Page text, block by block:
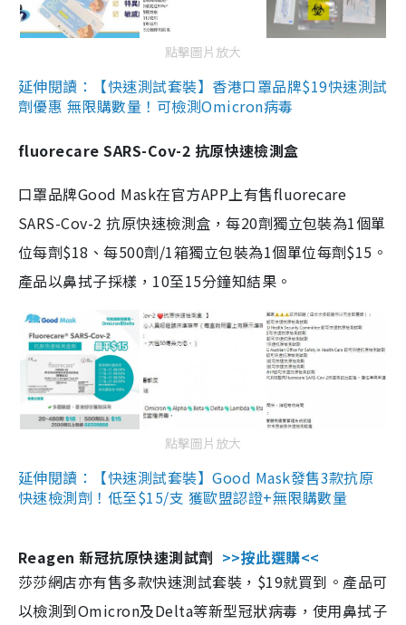
點擊圖片放大
延伸閱讀：【快速測試套裝】香港口罩品牌$19快速測試
劑優惠 無限購數量！可檢測Omicron病毒
fluorecare SARS-Cov-2 抗原快速檢測盒
口罩品牌Good Mask在官方APP上有售fluorecare
SARS-Cov-2 抗原快速檢測盒，每20劑獨立包裝為1個單
位每劑$18、每500劑/1箱獨立包裝為1個單位每劑$15。
產品以鼻拭子採樣，10至15分鐘知結果。
點擊圖片放大
延伸閱讀：【快速測試套裝】Good Mask發售3款抗原
快速檢測劑！低至$15/支 獲歐盟認證+無限購數量
Reagen 新冠抗原快速測試劑 >>按此選購<<
莎莎網店亦有售多款快速測試套裝，$19就買到。產品可
以檢測到Omicron及Delta等新型冠狀病毒，使用鼻拭子